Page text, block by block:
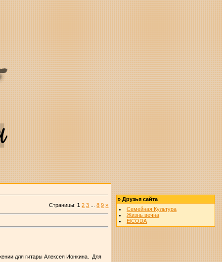
Страницы:1 2 3 8 9 »
для гитары Алексея Ионкина. Для
»Друзья сайта
Семейная Культура
Жизнь вечна
ElCODA